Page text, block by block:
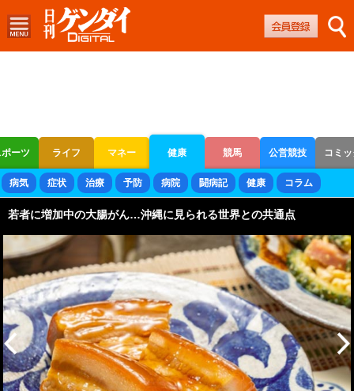
ーツ ライフ マネー 健康 競馬 公営競技 コミ
ボートレース 競輪 オートレース
病気 症状 治療 予防 病院 闘病記 健康 コラム
若者に増加中の大腸がん…沖縄に見られる世界との共通点